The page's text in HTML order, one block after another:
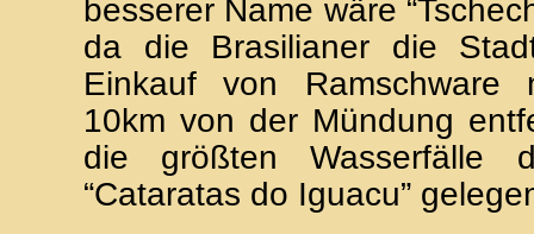
besserer Name wäre
da die Brasilianer die
Einkauf von Ramschware
10km von der Mündung
die größten Wasserfälle
“Cataratas do Iguacu”